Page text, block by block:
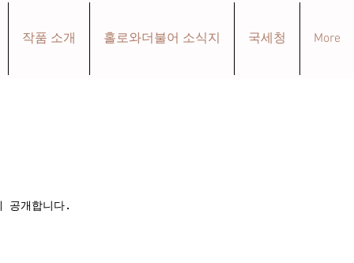
작품 소개 홀로와더불어 소식지 국세청 More
공개합니다.